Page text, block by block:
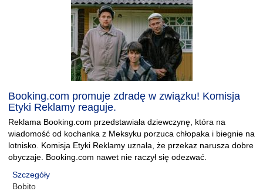
Booking.com promuje zdradę w związku! Komisja
Etyki Reklamy reaguje.
Reklama Booking.com przedstawiała dziewczynę, która na
wiadomość od kochanka z Meksyku porzuca chłopaka i biegnie na
lotnisko. Komisja Etyki Reklamy uznała, że przekaz narusza dobre
obyczaje. Booking.com nawet nie raczył się odezwać.
Szczegóły
Bobito